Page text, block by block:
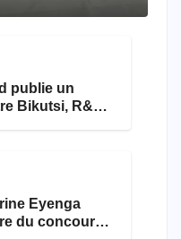
publie un
Bikutsi, R&B
Eyenga
du concours